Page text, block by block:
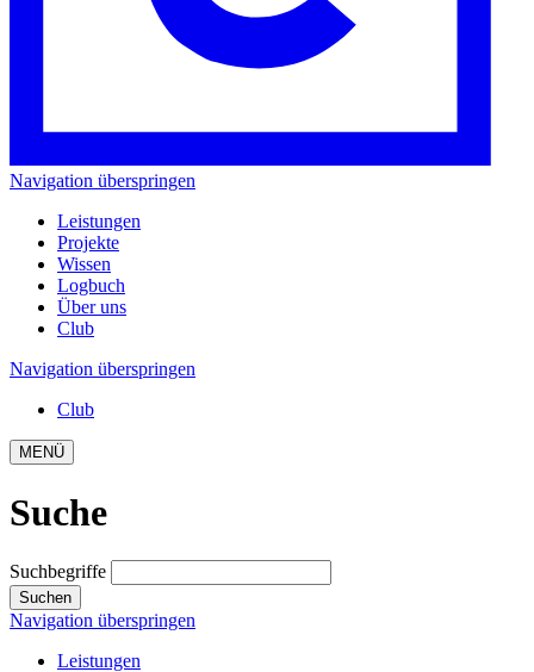
Navigation überspringen
Leistungen
Projekte
Wissen
Logbuch
Über uns
Club
Navigation überspringen
Club
MENÜ
Suche
Suchbegriffe
Suchen
Navigation überspringen
Leistungen